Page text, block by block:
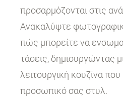
προσαρμόζονται στις
Ανακαλύψτε
πώς μπορείτε να
τάσεις, δημιουργώντας
λειτουργική κουζίνα
προσωπικό σας στυλ.